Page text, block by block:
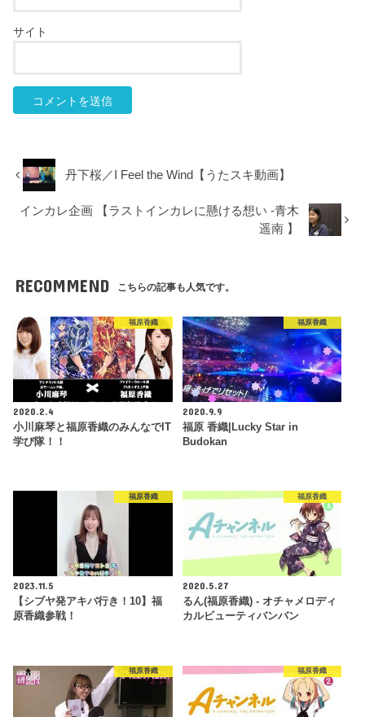
サイト
丹下桜／I Feel the Wind【うたスキ動画】
インカレ企画 【ラストインカレに懸ける想い -青木
遥南 】
RECOMMEND こちらの記事も人気です。
福原香織
2020.2.4
小川麻琴と福原香織のみんなでIT
学び隊！！
福原香織
2020.9.9
福原 香織|Lucky Star in
Budokan
福原香織
2023.11.5
【シブヤ発アキバ行き！10】福
原香織参戦！
福原香織
2020.5.27
るん(福原香織) - オチャメロディ
カルビューティバンバン
福原香織 福原香織